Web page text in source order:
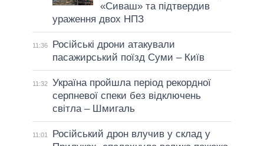
«Сиваш» та підтвердив
ураження двох НПЗ
11:36
Російські дрони атакували
пасажирський поїзд Суми – Київ
11:32
Україна пройшла період рекордної
серпневої спеки без відключень
світла – Шмигаль
11:01
Російський дрон влучив у склад у